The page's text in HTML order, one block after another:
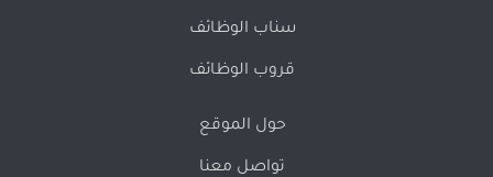
سناب الوظائف
قروب الوظائف
حول الموقع
تواصل معنا